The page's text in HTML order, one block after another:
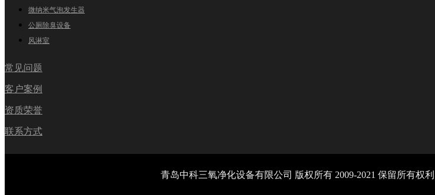
微纳米气泡发生器
公厕除臭设备
风淋室
常见问题
客户案例
资质荣誉
联系方式
青岛中科三氧净化设备有限公司 版权所有 2009-2021 保留所有权利